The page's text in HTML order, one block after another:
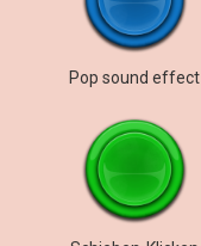
Pop sound effect